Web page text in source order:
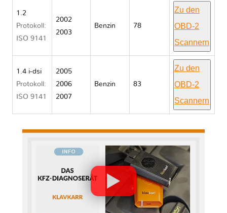
1.2
Protokoll:
ISO 9141
2002
2003
Benzin 78
Zu den
OBD-2
Scannern
1.4 i-dsi
Protokoll:
ISO 9141
2005
2006
2007
Benzin 83
Zu den
OBD-2
Scannern